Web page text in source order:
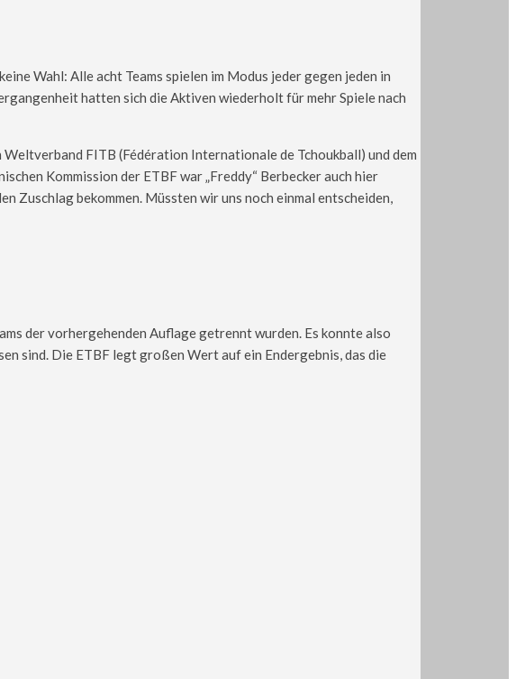
Wahl: Alle acht Teams spielen im Modus jeder gegen jeden in
hatten sich die Aktiven wiederholt für mehr Spiele nach
FITB (Fédération Internationale de Tchoukball) und dem
Kommission der ETBF war „Freddy“ Berbecker auch hier
Zuschlag bekommen. Müssten wir uns noch einmal entscheiden,
der vorhergehenden Auflage getrennt wurden. Es konnte also
sind. Die ETBF legt großen Wert auf ein Endergebnis, das die